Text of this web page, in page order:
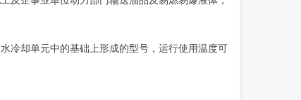
冷却单元中的基础上形成的型号，运行使用温度可